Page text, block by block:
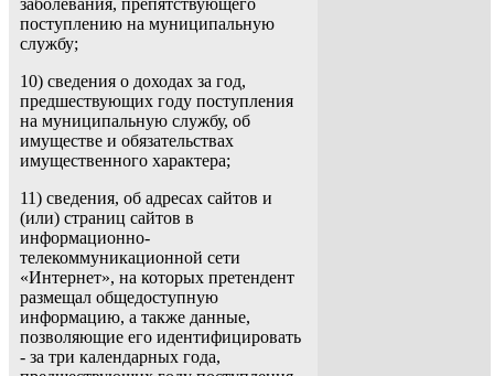
заболевания, препятствующего
поступлению на муниципальную
службу;
10) сведения о доходах за год,
предшествующих году поступления
на муниципальную службу, об
имуществе и обязательствах
имущественного характера;
11) сведения, об адресах сайтов и
(или) страниц сайтов в
информационно-
телекоммуникационной сети
«Интернет», на которых претендент
размещал общедоступную
информацию, а также данные,
позволяющие его идентифицировать
- за три календарных года,